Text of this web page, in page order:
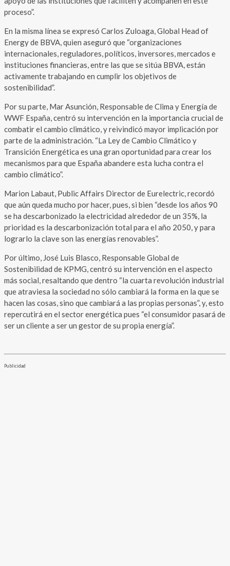
proceso”.
En la misma línea se expresó Carlos Zuloaga, Global Head of
Energy de BBVA, quien aseguró que “organizaciones
internacionales, reguladores, políticos, inversores, mercados e
instituciones financieras, entre las que se sitúa BBVA, están
activamente trabajando en cumplir los objetivos de
sostenibilidad”.
Por su parte, Mar Asunción, Responsable de Clima y Energía de
WWF España, centró su intervención en la importancia crucial de
combatir el cambio climático, y reivindicó mayor implicación por
parte de la administración. “La Ley de Cambio Climático y
Transición Energética es una gran oportunidad para crear los
mecanismos para que España abandere esta lucha contra el
cambio climático”.
Marion Labaut, Public Affairs Director de Eurelectric, recordó
que aún queda mucho por hacer, pues, si bien “desde los años 90
se ha descarbonizado la electricidad alrededor de un 35%, la
prioridad es la descarbonización total para el año 2050, y para
lograrlo la clave son las energías renovables”.
Por último, José Luis Blasco, Responsable Global de
Sostenibilidad de KPMG, centró su intervención en el aspecto
más social, resaltando que dentro “la cuarta revolución industrial
que atraviesa la sociedad no sólo cambiará la forma en la que se
hacen las cosas, sino que cambiará a las propias personas”, y, esto
repercutirá en el sector energética pues “el consumidor pasará de
ser un cliente a ser un gestor de su propia energía”.
Publicidad